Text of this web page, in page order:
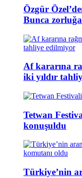
Özgür
Bunca
Af kararına
iki yıldır
Tetwan
konuşuldu
Türkiye’nin